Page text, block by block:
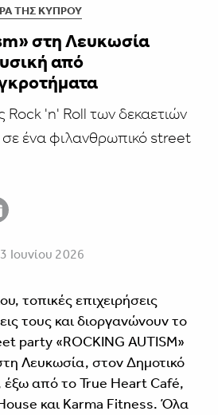
ΤΗΣ ΚΎΠΡΟΥ
στη Λευκωσία
από
Rock 'n' Roll των δεκαετιών
σε ένα φιλανθρωπικό street
Ιουνίου 2026
τοπικές επιχειρήσεις
τους και διοργανώνουν το
party «ROCKING AUTISM»
Λευκωσία, στον Δημοτικό
από το True Heart Café,
και Karma Fitness. Όλα